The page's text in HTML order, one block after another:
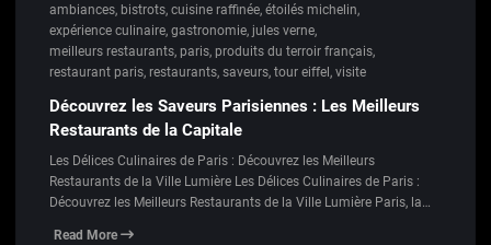
ambiances, bistrots, cuisine raffinée, étoilés michelin,
expérience culinaire, gastronomie, jules verne,
meilleurs restaurants, paris, produits du terroir français,
restaurant paris, restaurants, saveurs, tour eiffel, visite
Découvrez les Saveurs Parisiennes : Les Meilleurs
Restaurants de la Capitale
Les Délices Culinaires de Paris : Découvrez les Meilleurs
Restaurants de la Ville Lumière Les Délices Culinaires de Paris :
Découvrez les Meilleurs Restaurants de la Ville Lumière Paris, la…
Read More